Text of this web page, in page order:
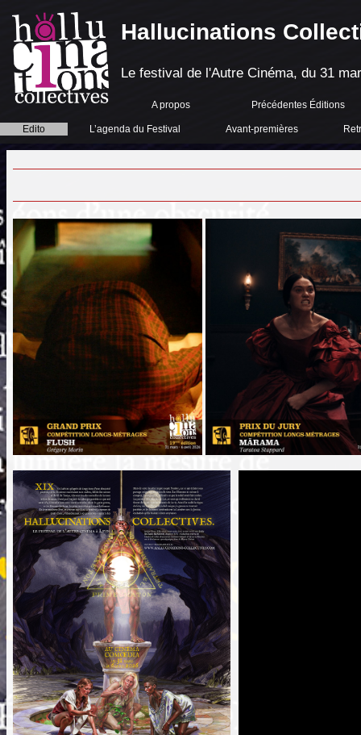
Hallucinations
Le festival de l'Autre Cinéma, du 31
A propos Précédentes Éditions
Edito L’agenda du Festival Avant-premières